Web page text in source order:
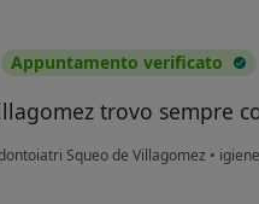
Appuntamento verificato
trovo sempre
Squeo de Villagomez •